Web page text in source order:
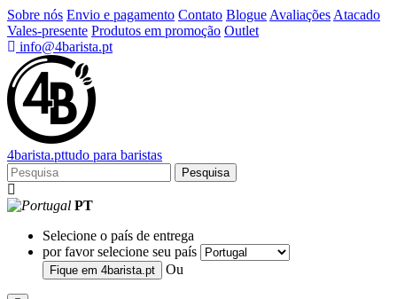
Sobre nós Envio e pagamento Contato Blogue Avaliações Atacado
Vales-presente Produtos em promoção Outlet
info@4barista.pt
4barista.pttudo para baristas
Pesquisa
PT
Selecione o país de entrega
por favor selecione seu país
Fique em 4barista.pt Ou